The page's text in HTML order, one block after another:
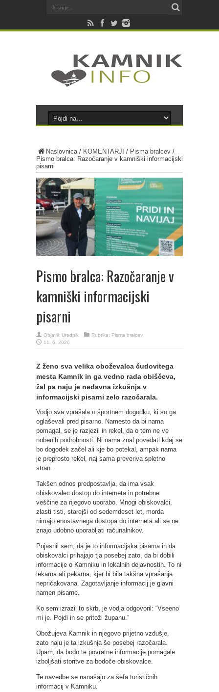
Naslovnica/ KOMENTARJI / Pisma bralcev /
Pismo bralca: Razočaranje v kamniški informacijski
pisarni
Pismo bralca: Razočaranje v
kamniški informacijski
pisarni
Objavil: Urednik Rubrika: Pisma bralcev
11. 6. 2026
Z ženo sva velika oboževalca čudovitega
mesta Kamnik in ga vedno rada obiščeva,
žal pa naju je nedavna izkušnja v
informacijski pisarni zelo razočarala.
Vodjo sva vprašala o športnem dogodku, ki so ga
oglaševali pred pisarno. Namesto da bi nama
pomagal, se je razjezil in rekel, da o tem ne ve
nobenih podrobnosti. Ni nama znal povedati kdaj se
bo dogodek začel ali kje bo potekal, ampak nama
je preprosto rekel, naj sama preveriva spletno
stran.
Takšen odnos predpostavlja, da ima vsak
obiskovalec dostop do interneta in potrebne
veščine za njegovo uporabo. Mnogi obiskovalci,
zlasti tisti, starejši od sedemdeset let, morda
nimajo enostavnega dostopa do interneta ali se ne
znajo udobno uporabljati računalnikov.
Pojasnil sem, da je to informacijska pisarna in da
obiskovalci prihajajo tja posebej zato, da bi dobili
informacije o Kamniku in lokalnih dejavnostih. To ni
lekarna ali pekarna, kjer bi bila takšna vprašanja
nepričakovana. Zagotavljanje informacij je glavni
namen pisarne.
Ko sem izrazil to skrb, je vodja odgovoril: “Vseeno
mi je. Pojdi in se pritoži županu.”
Obožujeva Kamnik in njegovo prijetno vzdušje,
zato naju je ta izkušnja še posebej razočarala.
Upam, da bodo te povratne informacije pomagale
izboljšati storitve za bodoče obiskovalce.
Te navedbe se nanašajo za šefa turističnih
informacij v Kamniku.